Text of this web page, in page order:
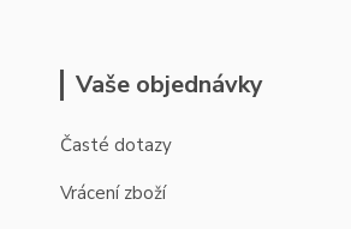
Vaše objednávky
Časté dotazy
Vrácení zboží